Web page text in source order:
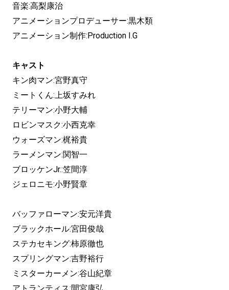
音楽:高梨康治
アニメーションプロデューサー:黒木類
アニメーション制作:Production I.G
キャスト
キン肉マン:宮野真守
ミートくん:上坂すみれ
テリーマン:小野大輔
ロビンマスク:小西克幸
ウォーズマン:梶裕貴
ラーメンマン:関智一
ブロッケンJr.:笠間淳
ジェロニモ:小野賢章
バッファローマン:安元洋貴
ブラックホール:宮田俊哉
ステカセキング:柿原徹也
スプリングマン:吉野裕行
ミスターカーメン:谷山紀章
アトランティス:間宮康弘